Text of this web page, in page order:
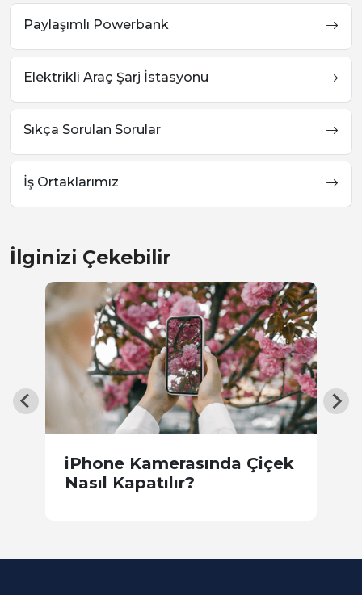
Paylaşımlı Powerbank
Elektrikli Araç Şarj İstasyonu
Sıkça Sorulan Sorular
İş Ortaklarımız
İlginizi Çekebilir
iPhone Kamerasında Çiçek
Nasıl Kapatılır?